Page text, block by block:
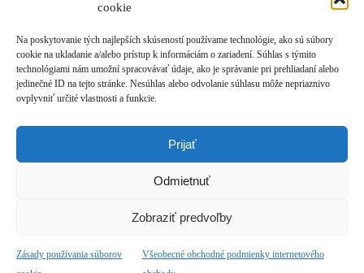
cookie
Na poskytovanie tých najlepších skúseností používame technológie, ako sú súbory
cookie na ukladanie a/alebo prístup k informáciám o zariadení. Súhlas s týmito
technológiami nám umožní spracovávať údaje, ako je správanie pri prehliadaní alebo
jedinečné ID na tejto stránke. Nesúhlas alebo odvolanie súhlasu môže nepriaznivo
ovplyvniť určité vlastnosti a funkcie.
Prijať
Odmietnuť
Zobraziť predvoľby
Zásady používania súborov
Všeobecné obchodné podmienky internetového
ISU šport, s.r.o.
Rázusova 4, Brezno
t: +421 48/611 10 12
e: eshop@isusport.sk
IČO: 36049921
© ISU Šport, s.r.o. 2025